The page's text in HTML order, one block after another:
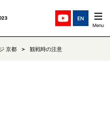
京都 観戦時の注意